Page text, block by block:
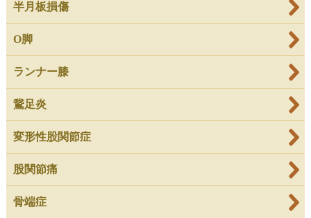
半月板損傷
O脚
ランナー膝
鵞足炎
変形性股関節症
股関節痛
骨端症